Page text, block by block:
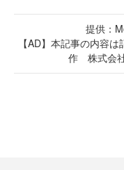
提供：
【AD】本記事の内容
作 株式会